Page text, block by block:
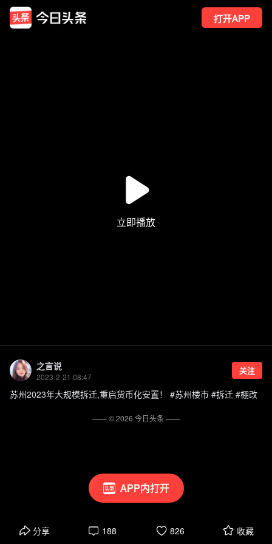
打开APP
APP内打开
之言说
2023-2-21 08:47
关注
苏州2023年大规模拆迁,重启货币化安置！ #苏州楼市 #拆迁 #棚改
分享 188 826 收藏
—— ©2026 今日头条——